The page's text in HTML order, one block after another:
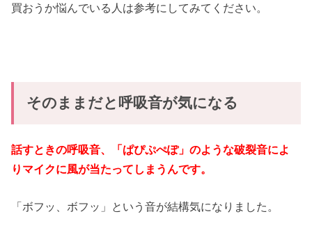
買おうか悩んでいる人は参考にしてみてください。
そのままだと呼吸音が気になる
話すときの呼吸音、「ぱぴぷぺぽ」のような破裂音によ
りマイクに風が当たってしまうんです。
「ボフッ、ボフッ」という音が結構気になりました。